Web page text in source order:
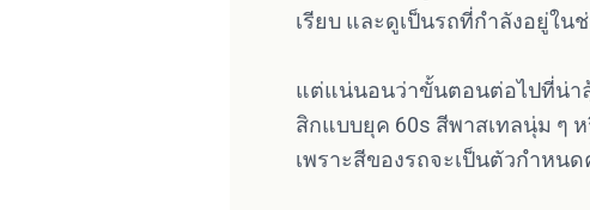
เรียบ และดูเป็นรถที่กำลังอยู่ใ
แต่แน่นอนว่าขั้นตอนต่อไปที่น่าลุ้
สิกแบบยุค 60s สีพาสเทลนุ่ม ๆ
เพราะสีของรถจะเป็นตัวกำหน